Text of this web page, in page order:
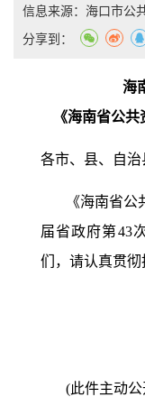
信息来源： 海口市公
分享到：
海
《海南省公
各市、县、自治
《海南省
届省政府第43
们，请认真贯彻
(此件主动公